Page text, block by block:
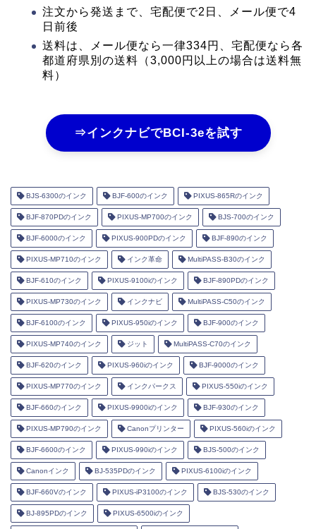
注文から発送まで、宅配便で2日、メール便で4
日前後
送料は、メール便なら一律334円、宅配便なら各
都道府県別の送料（3,000円以上の場合は送料無
料）
⇒インクナビでBCI-3eを試す
BJS-6300のインク BJF-600のインク PIXUS-865Rのインク
BJF-870PDのインク PIXUS-MP700のインク BJS-700のインク
BJF-6000のインク PIXUS-900PDのインク BJF-890のインク
PIXUS-MP710のインク インク革命 MultiPASS-B30のインク
BJF-610のインク PIXUS-9100iのインク BJF-890PDのインク
PIXUS-MP730のインク インクナビ MultiPASS-C50のインク
BJF-6100のインク PIXUS-950iのインク BJF-900のインク
PIXUS-MP740のインク ジット MultiPASS-C70のインク
BJF-620のインク PIXUS-960iのインク BJF-9000のインク
PIXUS-MP770のインク インクパークス PIXUS-550iのインク
BJF-660のインク PIXUS-9900iのインク BJF-930のインク
PIXUS-MP790のインク Canonプリンター PIXUS-560iのインク
BJF-6600のインク PIXUS-990iのインク BJS-500のインク
Canonインク BJ-535PDのインク PIXUS-6100iのインク
BJF-660Vのインク PIXUS-iP3100のインク BJS-530のインク
BJ-895PDのインク PIXUS-6500iのインク